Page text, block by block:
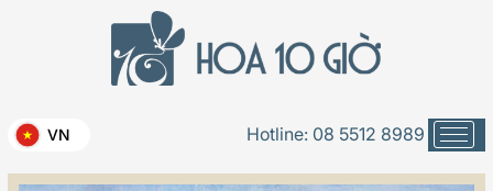
Hotline: 08 5512 8989
VN